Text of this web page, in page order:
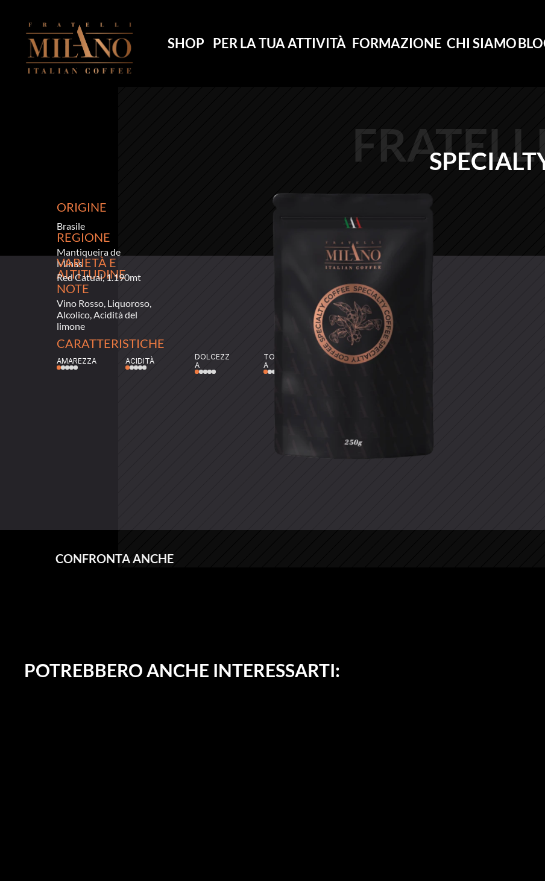
SHOP PER LA TUA ATTIVITÀ FORMAZIONE CHI SIAMO
CONFRONTA ANCHE
ORIGINE
Brasile
REGIONE
Mantiqueira de
Minas
VARIETÀ E
ALTITUDINE
Red Catuai, 1.190mt
NOTE
Vino Rosso, Liquoroso,
Alcolico, Acidità del
limone
CARATTERISTICHE
AMAREZZA ACIDITÀ
DOLCEZZ
A
TOSTATUR
A
CORPO
POTREBBERO ANCHE INTERESSARTI: